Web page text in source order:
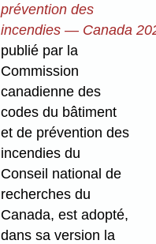
prévention des
incendies — Canada
publié par la
Commission
canadienne des
codes du bâtiment
et de prévention des
incendies du
Conseil national de
recherches du
Canada, est adopté,
dans sa version la